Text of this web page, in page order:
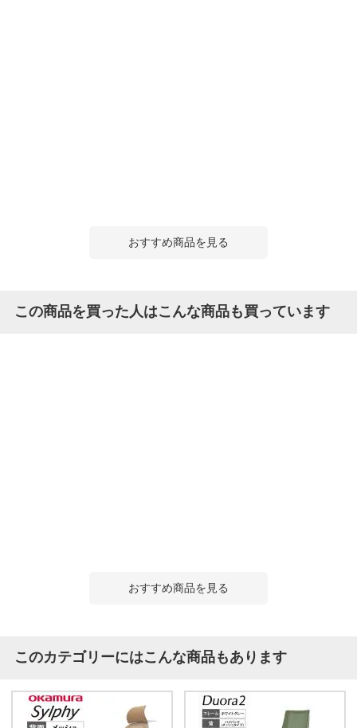
おすすめ商品を見る
この商品を買った人はこんな商品も買っています
おすすめ商品を見る
このカテゴリーにはこんな商品もあります